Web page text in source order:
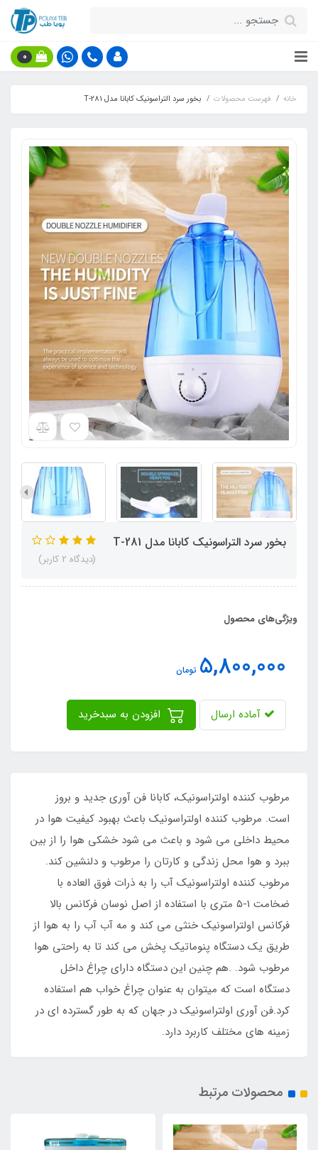
0
خانه فهرست محصولات بخور سرد التراسونیک کابانا مدل T-281
بخور سرد التراسونیک کابانا مدل T-281
(دیدگاه 2 کاربر)
ویژگی‌های محصول
5,800,000 تومان
آماده ارسال
مرطوب کننده اولتراسونیک، کابانا فن آوری جدید و بروز
است. مرطوب کننده اولتراسونیک باعث بهبود کیفیت هوا در
محیط داخلی می شود و باعث می شود خشکی هوا را از بین
ببرد و هوا محل زندگی و کارتان را مرطوب و دلنشین کند.
مرطوب کننده اولتراسونیک آب را به ذرات فوق العاده با
ضخامت ۱-۵ متری با استفاده از اصل نوسان فرکانس بالا
فرکانس اولتراسونیک خنثی می کند و مه آب آب را به هوا از
طریق یک دستگاه پنوماتیک پخش می کند تا به راحتی هوا
مرطوب شود. .هم چنین این دستگاه دارای چراغ داخل
دستگاه است که میتوان به عنوان چراغ خواب هم استفاده
کرد.فن آوری اولتراسونیک در جهان که به طور گسترده ای در
زمینه های مختلف کاربرد دارد.
محصولات مرتبط